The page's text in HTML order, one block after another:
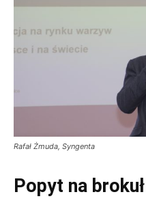
Rafał Żmuda, Syngenta
Popyt na